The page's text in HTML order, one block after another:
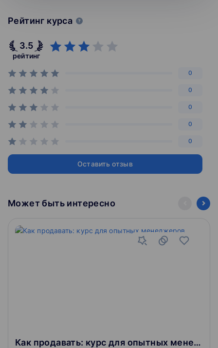
Рейтинг курса
3.5
рейтинг
0
0
0
0
0
Оставить отзыв
Может быть интересно
Как продавать: курс для опытных менеджеров